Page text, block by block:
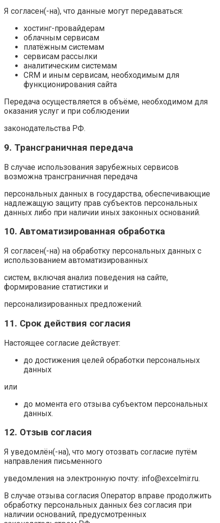
Я согласен(-на), что данные могут передаваться:
хостинг-провайдерам
облачным сервисам
платёжным системам
сервисам рассылки
аналитическим системам
CRM и иным сервисам, необходимым для
функционирования сайта
Передача осуществляется в объёме, необходимом для
оказания услуг и при соблюдении
законодательства РФ.
9. Трансграничная передача
В случае использования зарубежных сервисов
возможна трансграничная передача
персональных данных в государства, обеспечивающие
надлежащую защиту прав субъектов персональных
данных либо при наличии иных законных оснований.
10. Автоматизированная обработка
Я согласен(-на) на обработку персональных данных с
использованием автоматизированных
систем, включая анализ поведения на сайте,
формирование статистики и
персонализированных предложений.
11. Срок действия согласия
Настоящее согласие действует:
до достижения целей обработки персональных
данных
или
до момента его отзыва субъектом персональных
данных.
12. Отзыв согласия
Я уведомлён(-на), что могу отозвать согласие путём
направления письменного
уведомления на электронную почту: info@excelmir.ru.
В случае отзыва согласия Оператор вправе продолжить
обработку персональных данных без согласия при
наличии оснований, предусмотренных